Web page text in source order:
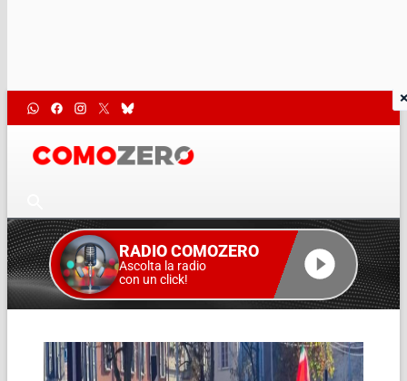
RADIO COMOZERO
Ascolta la radio
con un click!